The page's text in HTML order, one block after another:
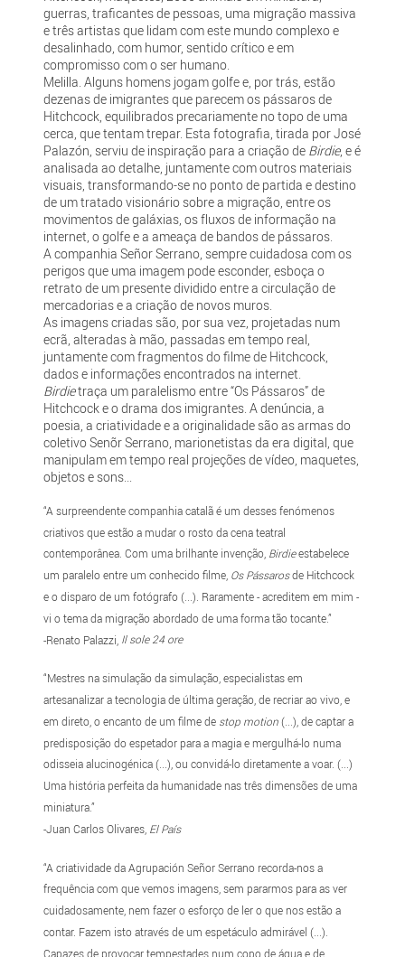
guerras, traficantes de pessoas, uma migração massiva
e três artistas que lidam com este mundo complexo e
desalinhado, com humor, sentido crítico e em
compromisso com o ser humano.
Melilla. Alguns homens jogam golfe e, por trás, estão
dezenas de imigrantes que parecem os pássaros de
Hitchcock, equilibrados precariamente no topo de uma
cerca, que tentam trepar. Esta fotografia, tirada por José
Palazón, serviu de inspiração para a criação de Birdie, e é
analisada ao detalhe, juntamente com outros materiais
visuais, transformando-se no ponto de partida e destino
de um tratado visionário sobre a migração, entre os
movimentos de galáxias, os fluxos de informação na
internet, o golfe e a ameaça de bandos de pássaros.
A companhia Señor Serrano, sempre cuidadosa com os
perigos que uma imagem pode esconder, esboça o
retrato de um presente dividido entre a circulação de
mercadorias e a criação de novos muros.
As imagens criadas são, por sua vez, projetadas num
ecrã, alteradas à mão, passadas em tempo real,
juntamente com fragmentos do filme de Hitchcock,
dados e informações encontrados na internet.
Birdietraça um paralelismo entre “Os Pássaros” de
Hitchcock e o drama dos imigrantes. A denúncia, a
poesia, a criatividade e a originalidade são as armas do
coletivo Senõr Serrano, marionetistas da era digital, que
manipulam em tempo real projeções de vídeo, maquetes,
objetos e sons...
“A surpreendente companhia catalã é um desses fenómenos
criativos que estão a mudar o rosto da cena teatral
contemporânea. Com uma brilhante invenção, Birdieestabelece
um paralelo entre um conhecido filme, Os Pássarosde Hitchcock
e o disparo de um fotógrafo (...). Raramente - acreditem em mim -
vi o tema da migração abordado de uma forma tão tocante.”
-Renato Palazzi, Il sole 24 ore
“Mestres na simulação da simulação, especialistas em
artesanalizar a tecnologia de última geração, de recriar ao vivo, e
em direto, o encanto de um filme de stop motion(...), de captar a
predisposição do espetador para a magia e mergulhá-lo numa
odisseia alucinogénica (...), ou convidá-lo diretamente a voar. (...)
Uma história perfeita da humanidade nas três dimensões de uma
miniatura.”
-Juan Carlos Olivares, El País
“A criatividade da Agrupación Señor Serrano recorda-nos a
frequência com que vemos imagens, sem pararmos para as ver
cuidadosamente, nem fazer o esforço de ler o que nos estão a
contar. Fazem isto através de um espetáculo admirável (...).
Capazes de provocar tempestades num copo de água e de